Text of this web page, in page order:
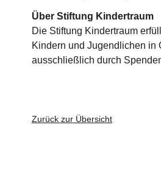
Über Stiftung Kindertraum
Die Stiftung Kindertraum
Kindern und Jugendlichen in
ausschließlich durch
Zurück zur Übersicht